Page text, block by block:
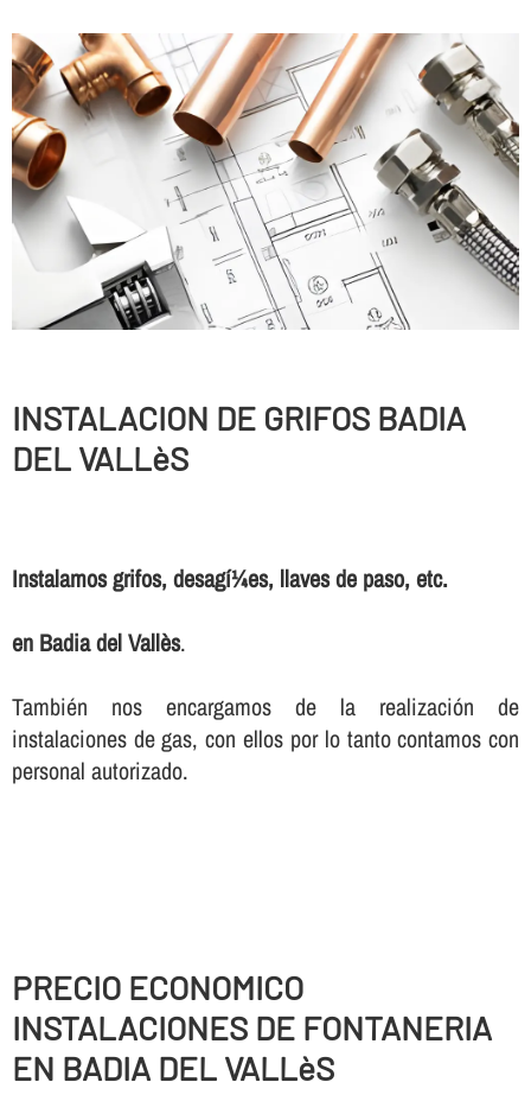
INSTALACION DE GRIFOS BADIA
DEL VALLèS
Instalamos grifos, desagí¼es, llaves de paso, etc.
en Badia del Vallès.
También nos encargamos de la realización de
instalaciones de gas, con ellos por lo tanto contamos con
personal autorizado.
PRECIO ECONOMICO
INSTALACIONES DE FONTANERIA
EN BADIA DEL VALLèS